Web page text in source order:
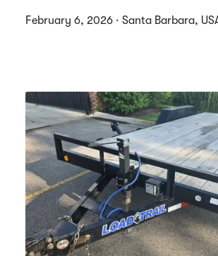
February 6, 2026 · Santa Barbara,